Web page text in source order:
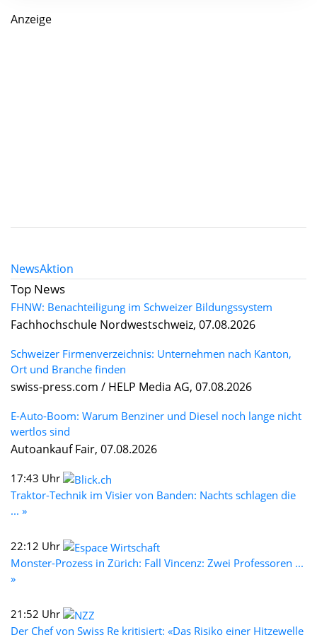
Anzeige
NewsAktion
Top News
FHNW: Benachteiligung im Schweizer Bildungssystem
Fachhochschule Nordwestschweiz, 07.08.2026
Schweizer Firmenverzeichnis: Unternehmen nach Kanton,
Ort und Branche finden
swiss-press.com / HELP Media AG, 07.08.2026
E-Auto-Boom: Warum Benziner und Diesel noch lange nicht
wertlos sind
Autoankauf Fair, 07.08.2026
17:43 Uhr
Traktor-Technik im Visier von Banden: Nachts schlagen die
... »
22:12 Uhr
Monster-Prozess in Zürich: Fall Vincenz: Zwei Professoren ...
»
21:52 Uhr
Der Chef von Swiss Re kritisiert: «Das Risiko einer Hitzewelle